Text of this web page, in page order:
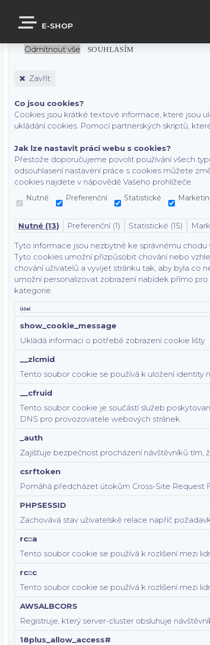
S cílem usnadnit uživatelům používat naše webové
partnery. Funkční cookies jsou v rámci zachování
Odmítnout vše SOUHLASÍM
Zavřít
Co jsou cookies?
Cookies jsou krátké textové informace, které jsou
ukládání cookies. Pomocí partnerských skriptů,
Jak lze nastavit práci webu s cookies?
Přestože doporučujeme povolit používání všech
odsouhlasení nastavení práce s cookies můžete
cookies najdete v nápovědě Vašeho prohlížeče.
Nutné Preferenční Statistické
Nutné (13) Preferenční (1) Statistické (15)
Tyto informace jsou nezbytné ke správnému
Tyto cookies umožní přizpůsobit chování nebo
chování uživatelů a vyvijet stránku tak, aby byla co
umožní personalizovat zobrazení nabídek přímo
kategorie.
Účel
show_cookie_message
Ukládá informaci o potřebě zobrazení cookie lišty
__zlcmid
Tento soubor cookie se používá k uložení identity
__cfruid
Tento soubor cookie je součástí služeb
DNS pro provozovatele webových stránek.
_auth
Zajišťuje bezpečnost procházení návštěvníků tím,
csrftoken
Pomáhá předcházet útokům Cross-Site Request
PHPSESSID
Zachovává stav uživatelské relace napříč
rc::a
Tento soubor cookie se používá k rozlišení mezi
rc::c
Tento soubor cookie se používá k rozlišení mezi
AWSALBCORS
Registruje, který server-cluster obsluhuje
18plus_allow_access#
E-SHOP